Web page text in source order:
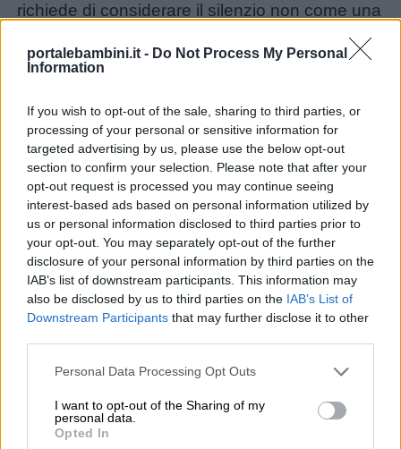
portalebambini.it - Do Not Process My Personal
Information
If you wish to opt-out of the sale, sharing to third parties, or
processing of your personal or sensitive information for
targeted advertising by us, please use the below opt-out
section to confirm your selection. Please note that after your
opt-out request is processed you may continue seeing
interest-based ads based on personal information utilized by
us or personal information disclosed to third parties prior to
your opt-out. You may separately opt-out of the further
disclosure of your personal information by third parties on the
IAB’s list of downstream participants. This information may
also be disclosed by us to third parties on the IAB’s List of
Downstream Participants that may further disclose it to other
Personal Data Processing Opt Outs
I want to opt-out of the Sharing of my
personal data.
Opted In
Nomi
maschili
Nomi
femminili
Frasi
e
aforismi
Buongiorno
Auguri
richiede di considerare il silenzio non come una
come un maestro di vita: